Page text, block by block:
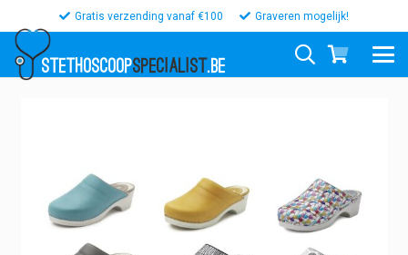
Gratis verzending vanaf €100 Graveren mogelijk!
STETHOSCOOPSPECIALIST.BE